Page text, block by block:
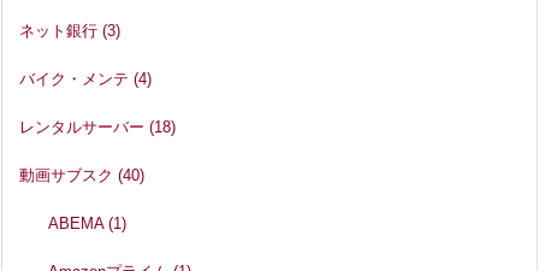
ネット銀行 (3)
バイク・メンテ (4)
レンタルサーバー (18)
動画サブスク (40)
ABEMA(1)